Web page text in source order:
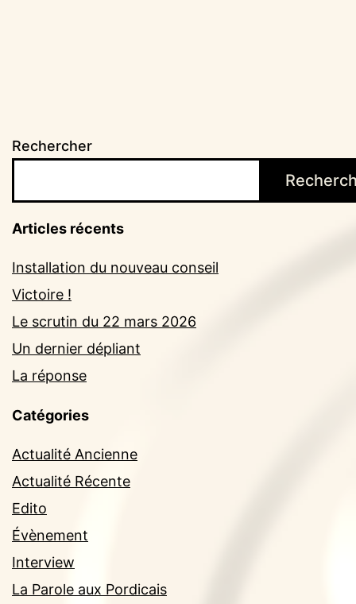
Rechercher
Articles récents
Installation du nouveau conseil
Victoire !
Le scrutin du 22 mars 2026
Un dernier dépliant
La réponse
Catégories
Actualité Ancienne
Actualité Récente
Edito
Évènement
Interview
La Parole aux Pordicais